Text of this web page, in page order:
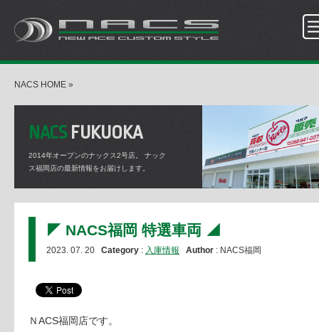
NACS HOME »
NACSFUKUOKA
2014年オープンのナックス2号店。
ナック
ス福岡店の最新情報をお届けします。
◤ NACS福岡 特選車両 ◢
2023. 07. 20 Category : 入庫情報 Author : NACS福岡
ＮACS福岡店です。